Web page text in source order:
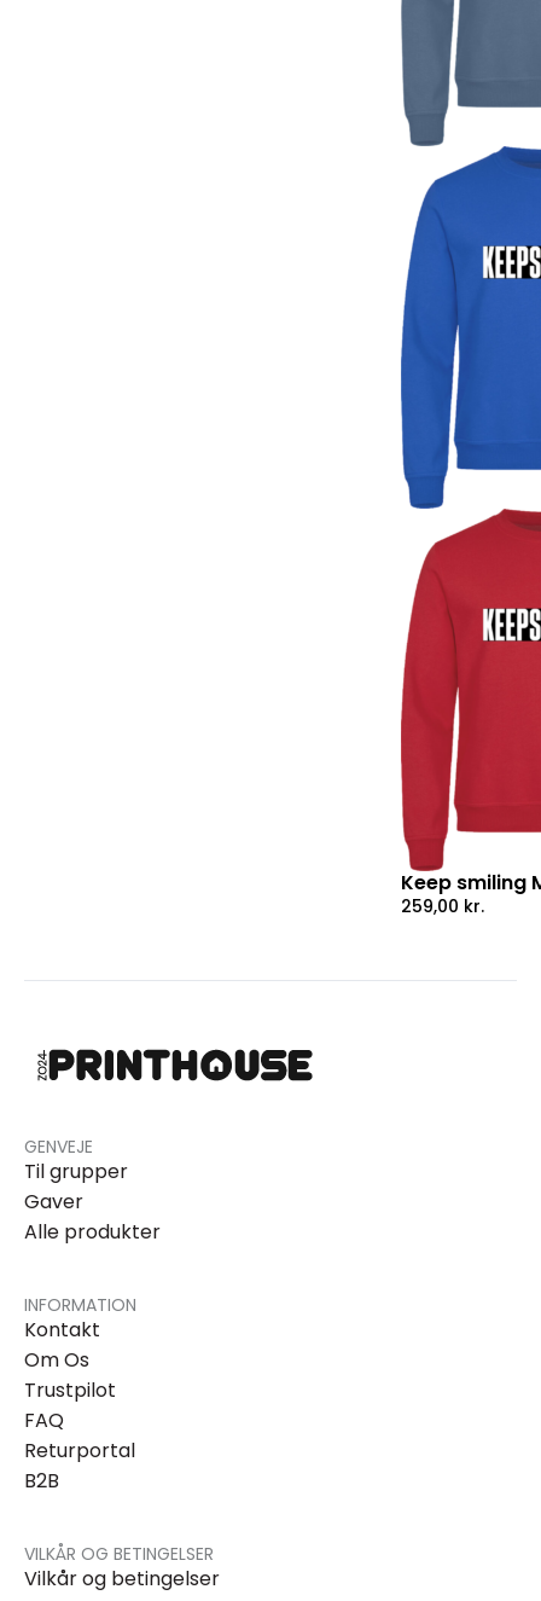
Keep smiling
259,00 kr.
GENVEJE
Til grupper
Gaver
Alle produkter
INFORMATION
Kontakt
Om Os
Trustpilot
FAQ
Returportal
B2B
VILKÅR OG BETINGELSER
Vilkår og betingelser